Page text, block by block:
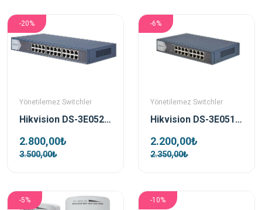
-20%
Yönetilemez Switchler
Hikvision DS-3E0524-E(B) 24 Port Yönetilemez Rack Mount Gigabit Switch
2.800,00₺
3.500,00₺
-6%
Yönetilemez Switchler
Hikvision DS-3E0516-E(B) 16 Port Yönetilemez Rack Mount Gigabit Switch
2.200,00₺
2.350,00₺
-5% -10%